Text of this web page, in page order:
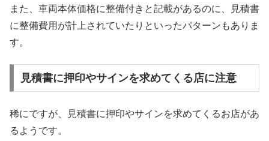
また、車両本体価格に整備付きと記載があるのに、見積書
に整備費用が計上されていたりといったパターンもありま
す。
見積書に押印やサインを求めてくる店に注意
稀にですが、見積書に押印やサインを求めてくるお店があ
るようです。